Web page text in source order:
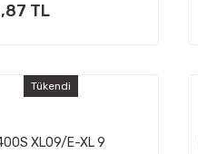
TL
Tükendi
XL09/E-XL 9